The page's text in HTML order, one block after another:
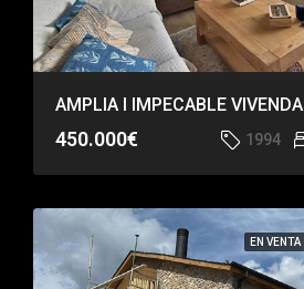
AMPLIA I IMPECABLE VIVENDA
450.000€ 1994
EN VENTA